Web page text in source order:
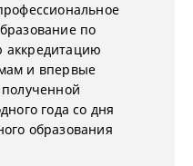
по
аккредитацию
и впервые
года со дня
образования